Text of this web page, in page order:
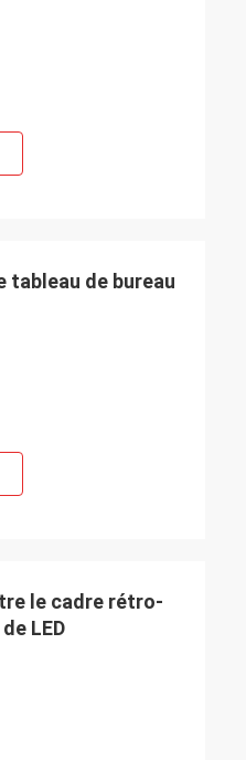
tableau de bureau
le cadre rétro-
LED